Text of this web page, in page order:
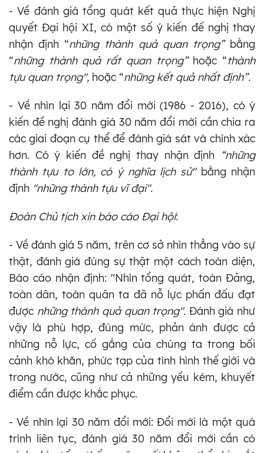
- Về đánh giá tổng quát kết quả thực hiện Nghị
quyết Đại hội XI, có một số ý kiến đế nghị thay
nhận định “những thành quả quan trọng” bằng
“những thành quả rất quan trọng” hoặc “thành
tựu quan trọng", hoặc “những kết quả nhất định”.
- Về nhìn lại 30 năm đổi mới (1986 - 2016), có ý
kiến đề nghị đánh giá 30 năm đổi mới cần chia ra
các giai đoạn cụ thể để đánh giá sát và chính xác
hơn. Có ý kiến đề nghị thay nhận định “những
thành tựu to lớn, có ý nghĩa lịch sử" bằng nhận
định "những thành tựu vĩ đại".
Đoàn Chủ tịch xin báo cáo Đại hội:
- Về đánh giá 5 năm, trên cơ sở nhìn thẳng vào sự
thật, đánh giá đúng sự thật một cách toàn diện,
Báo cáo nhận định: "Nhìn tổng quát, toàn Đảng,
toàn dân, toàn quân ta đã nỗ lực phấn đấu đạt
được những thành quả quan trọng". Đánh giá như
vậy là phù hợp, đúng mức, phản ánh được cả
những nỗ lực, cố gắng của chúng ta trong bối
cảnh khó khăn, phức tạp của tình hình thế giới và
trong nước, cũng như cả những yếu kém, khuyết
điểm cần được khắc phục.
- Về nhìn lại 30 năm đổi mới: Đổi mới là một quá
trình liên tục, đánh giá 30 năm đổi mới cần có